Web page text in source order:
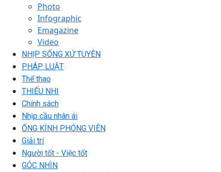
Photo
Infographic
Emagazine
Video
NHỊP SỐNG XỨ TUYÊN
PHÁP LUẬT
Thể thao
THIẾU NHI
Chính sách
Nhịp cầu nhân ái
ỐNG KÍNH PHÓNG VIÊN
Giải trí
Người tốt - Việc tốt
GÓC NHÌN